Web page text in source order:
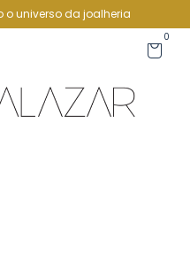
o universo da joalheria
0